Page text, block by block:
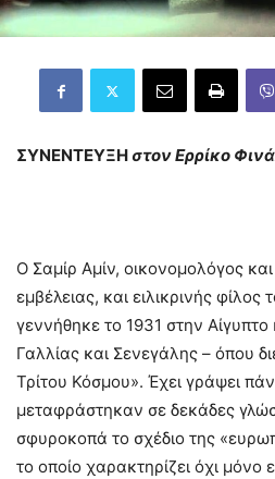
ΣΥΝΕΝΤΕΥΞΗστον Ερρίκο
Ο Σαμίρ Αμίν, οικονομολόγος
εμβέλειας, και ειλικρινής
γεννήθηκε το 1931 στην Αίγυπτο
Γαλλίας και Σενεγάλης – όπου
Τρίτου Κόσμου». Έχει γράψει
μεταφράστηκαν σε δεκάδες
σφυροκοπά το σχέδιο της
το οποίο χαρακτηρίζει όχι μόνο